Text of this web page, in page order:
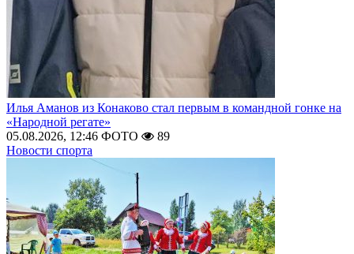
Илья Аманов из Конаково стал первым в командной гонке на
«Народной регате»
05.08.2026, 12:46 ФОТО
89
Новости спорта